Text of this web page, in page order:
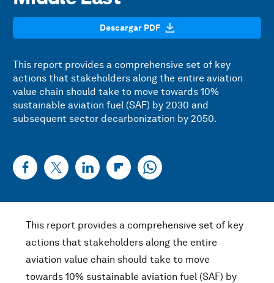
Descargar PDF
This report provides a comprehensive set of key
actions that stakeholders along the entire aviation
value chain should take to move towards 10%
sustainable aviation fuel (SAF) by 2030 and
subsequent sector decarbonization by 2050.
This report provides a comprehensive set of key
actions that stakeholders along the entire
aviation value chain should take to move
towards 10% sustainable aviation fuel (SAF) by